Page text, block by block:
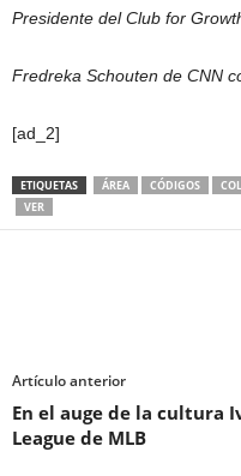
Presidente del Club for
Fredreka Schouten de CNN
[ad_2]
ETIQUETAS ÁREA CÓDIGOS
VER
Artículo anterior
En el auge de la cultura
League de MLB